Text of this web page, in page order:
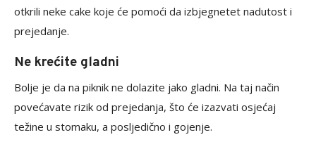
otkrili neke cake koje će pomoći da izbjegnetet nadutost i
prejedanje.
Ne krećite gladni
Bolje je da na piknik ne dolazite jako gladni. Na taj način
povećavate rizik od prejedanja, što će izazvati osjećaj
težine u stomaku, a posljedično i gojenje.